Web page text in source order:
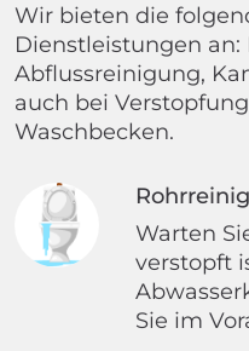
Wir bieten die
Dienstleistungen
Abflussreinigung,
auch bei
Waschbecken.
Warten
verstopft
Sie im